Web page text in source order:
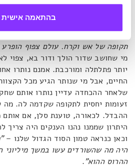
בהתאמה אישית
מדובר היה באירוע שיש לחגוג בלוח
"96 אחוזים מכל מיני הדגים מתו
תקופה של אש וקרח. עולם צפוף
מי שחושב שדור הולך ודור בא, צפוי
יותר פתלתלה ומורכבת. אמנם נותרו
החיים, אבל מי שנותר הגיע מכל
שלאחר ההכחדה עדיין נותרו אותם
זעומות יחסית לתקופה שקדמה לה.
ההבדל. לכאורה, טוענת סלן, אם אותם
היתרון שממנו נהנו הענקים היה
וכאן כנראה טמון הסוד הגדול שלנו –
היה מה שהשורדים עשו במשך מיליוני
ההרוס ההוא".